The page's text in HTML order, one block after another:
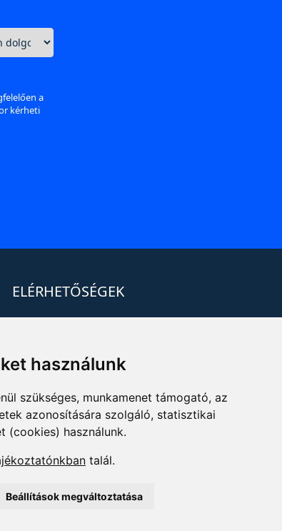
használunk
szükséges, munkamenet támogató, az
azonosítására szolgáló, statisztikai
(cookies) használunk.
talál.
Beállítások megváltoztatása
a
kérheti
ELÉRHETŐSÉGEK
info@mprx.hu